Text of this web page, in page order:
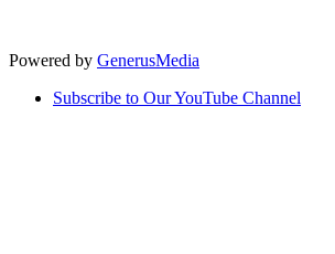
Powered by GenerusMedia
Subscribe to Our YouTube Channel